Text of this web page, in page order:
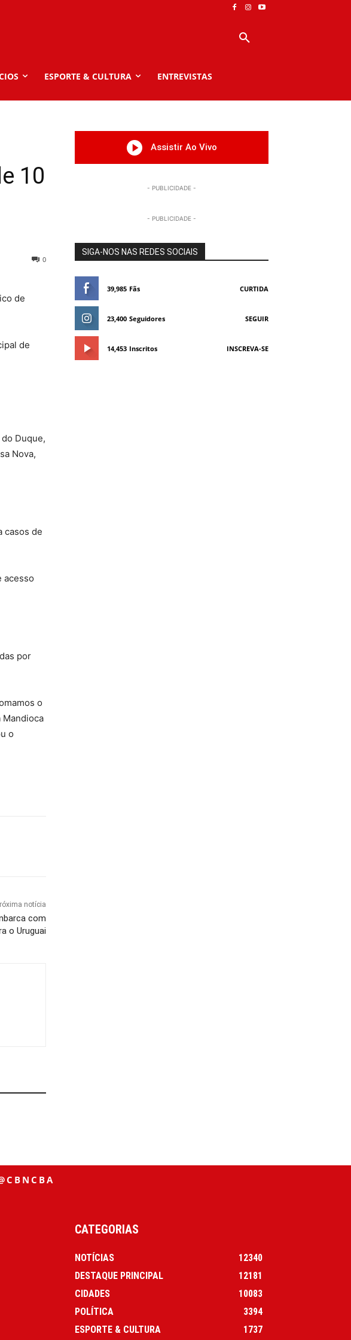
ESPORTE & CULTURA ENTREVISTAS
10
0
de
de
Duque,
Nova,
casos de
acesso
por
o
Mandioca
o
notícia
com
o Uruguai
Assistir Ao Vivo
- PUBLICIDADE -
- PUBLICIDADE -
SIGA-NOS NAS REDES SOCIAIS
39,985 Fãs CURTIDA
23,400 Seguidores SEGUIR
14,453 Inscritos INSCREVA-SE
CATEGORIAS
NOTÍCIAS
12340
DESTAQUE PRINCIPAL
12181
CIDADES
10083
POLÍTICA
3394
ESPORTE & CULTURA
1737